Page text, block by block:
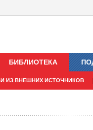
БИБЛИОТЕКА
ИЗ ВНЕШНИХ ИСТОЧНИКОВ